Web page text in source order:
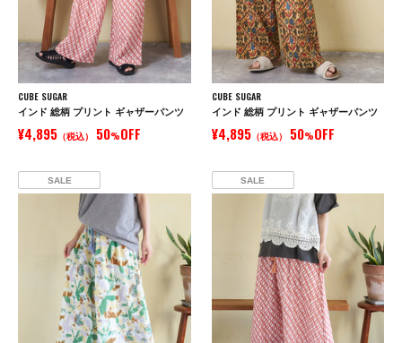
CUBE SUGAR
インド 総柄 プリント ギャザーパンツ
¥4,895 （税込） 50%OFF
CUBE SUGAR
インド 総柄 プリント ギャザーパンツ
¥4,895（税込） 50%OFF
SALE SALE